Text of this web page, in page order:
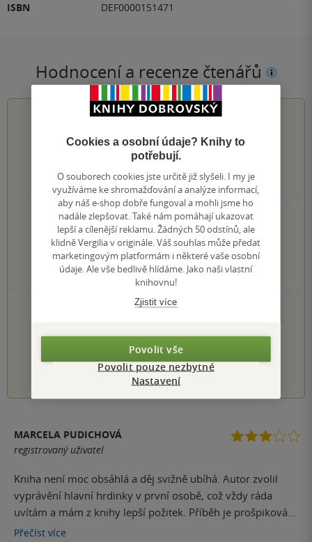
ISBN
DEF0000151471
Hodnocení a recenze čtenářů
4.2z5
25hodnocení čtenářů
12×
5 hvězdiček
8×
4 hvězdičky
2×
3 hvězdičky
3×
2 hvězdičky
0×
1 hvezdička
PŘIDEJTE SVÉ HODNOCENÍ KNIHY
1 2 3 4 5
MARCELA PUDICHOVÁ
registrovaný uživatel
Kniha není moc obsáhlá a děj svižně ubíhá. Autor zvolil
vyprávění hlavní hrdinky v první osobě, což vždy ráda
uvítám a mám z knihy lepší požitek. Příběh je prošpikován
zajímavými událostmi a drží si vaši pozornost. Minulost
Přečíst více
Cookies a osobní údaje? Knihy to
potřebují.
O souborech cookies jste určitě již slyšeli. I my je
využíváme ke shromažďování a analýze informací,
aby náš e-shop dobře fungoval a mohli jsme ho
nadále zlepšovat. Také nám pomáhají ukazovat
lepší a cílenější reklamu. Žádných 50 odstínů, ale
klidně Vergilia v originále. Váš souhlas může předat
marketingovým platformám i některé vaše osobní
údaje. Ale vše bedlivě hlídáme. Jako naši vlastní
knihovnu!
Zjistit více
Povolit vše
Povolit pouze nezbytné
Nastavení